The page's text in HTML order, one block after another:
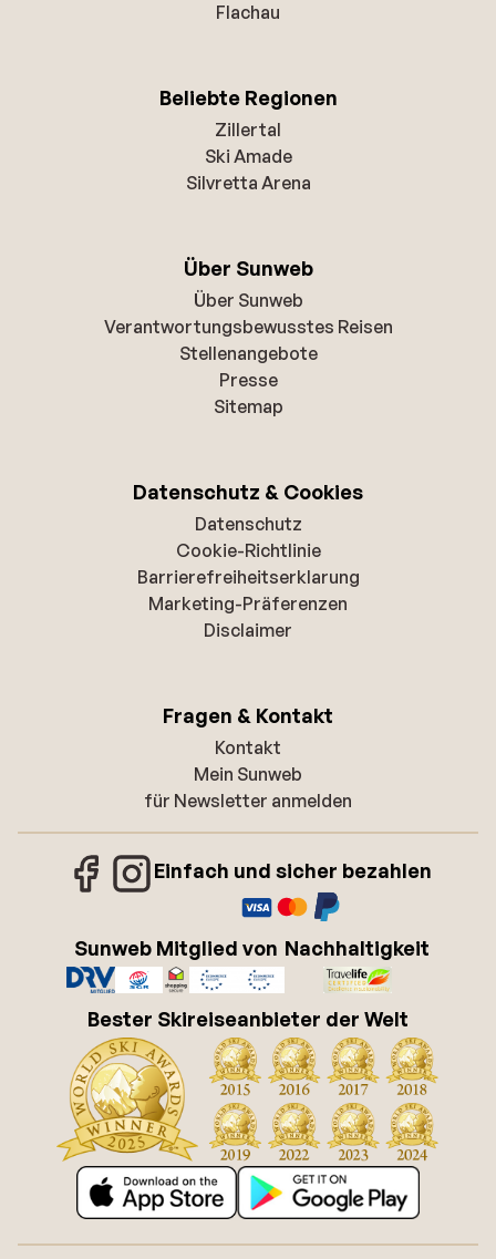
Flachau
Beliebte Regionen
Zillertal
Ski Amade
Silvretta Arena
Über Sunweb
Über Sunweb
Verantwortungsbewusstes Reisen
Stellenangebote
Presse
Sitemap
Datenschutz & Cookies
Datenschutz
Cookie-Richtlinie
Barrierefreiheitserklarung
Marketing-Präferenzen
Disclaimer
Fragen & Kontakt
Kontakt
Mein Sunweb
für Newsletter anmelden
Einfach und sicher bezahlen
Sunweb Mitglied von Nachhaltigkeit
Bester Skireiseanbieter der Welt